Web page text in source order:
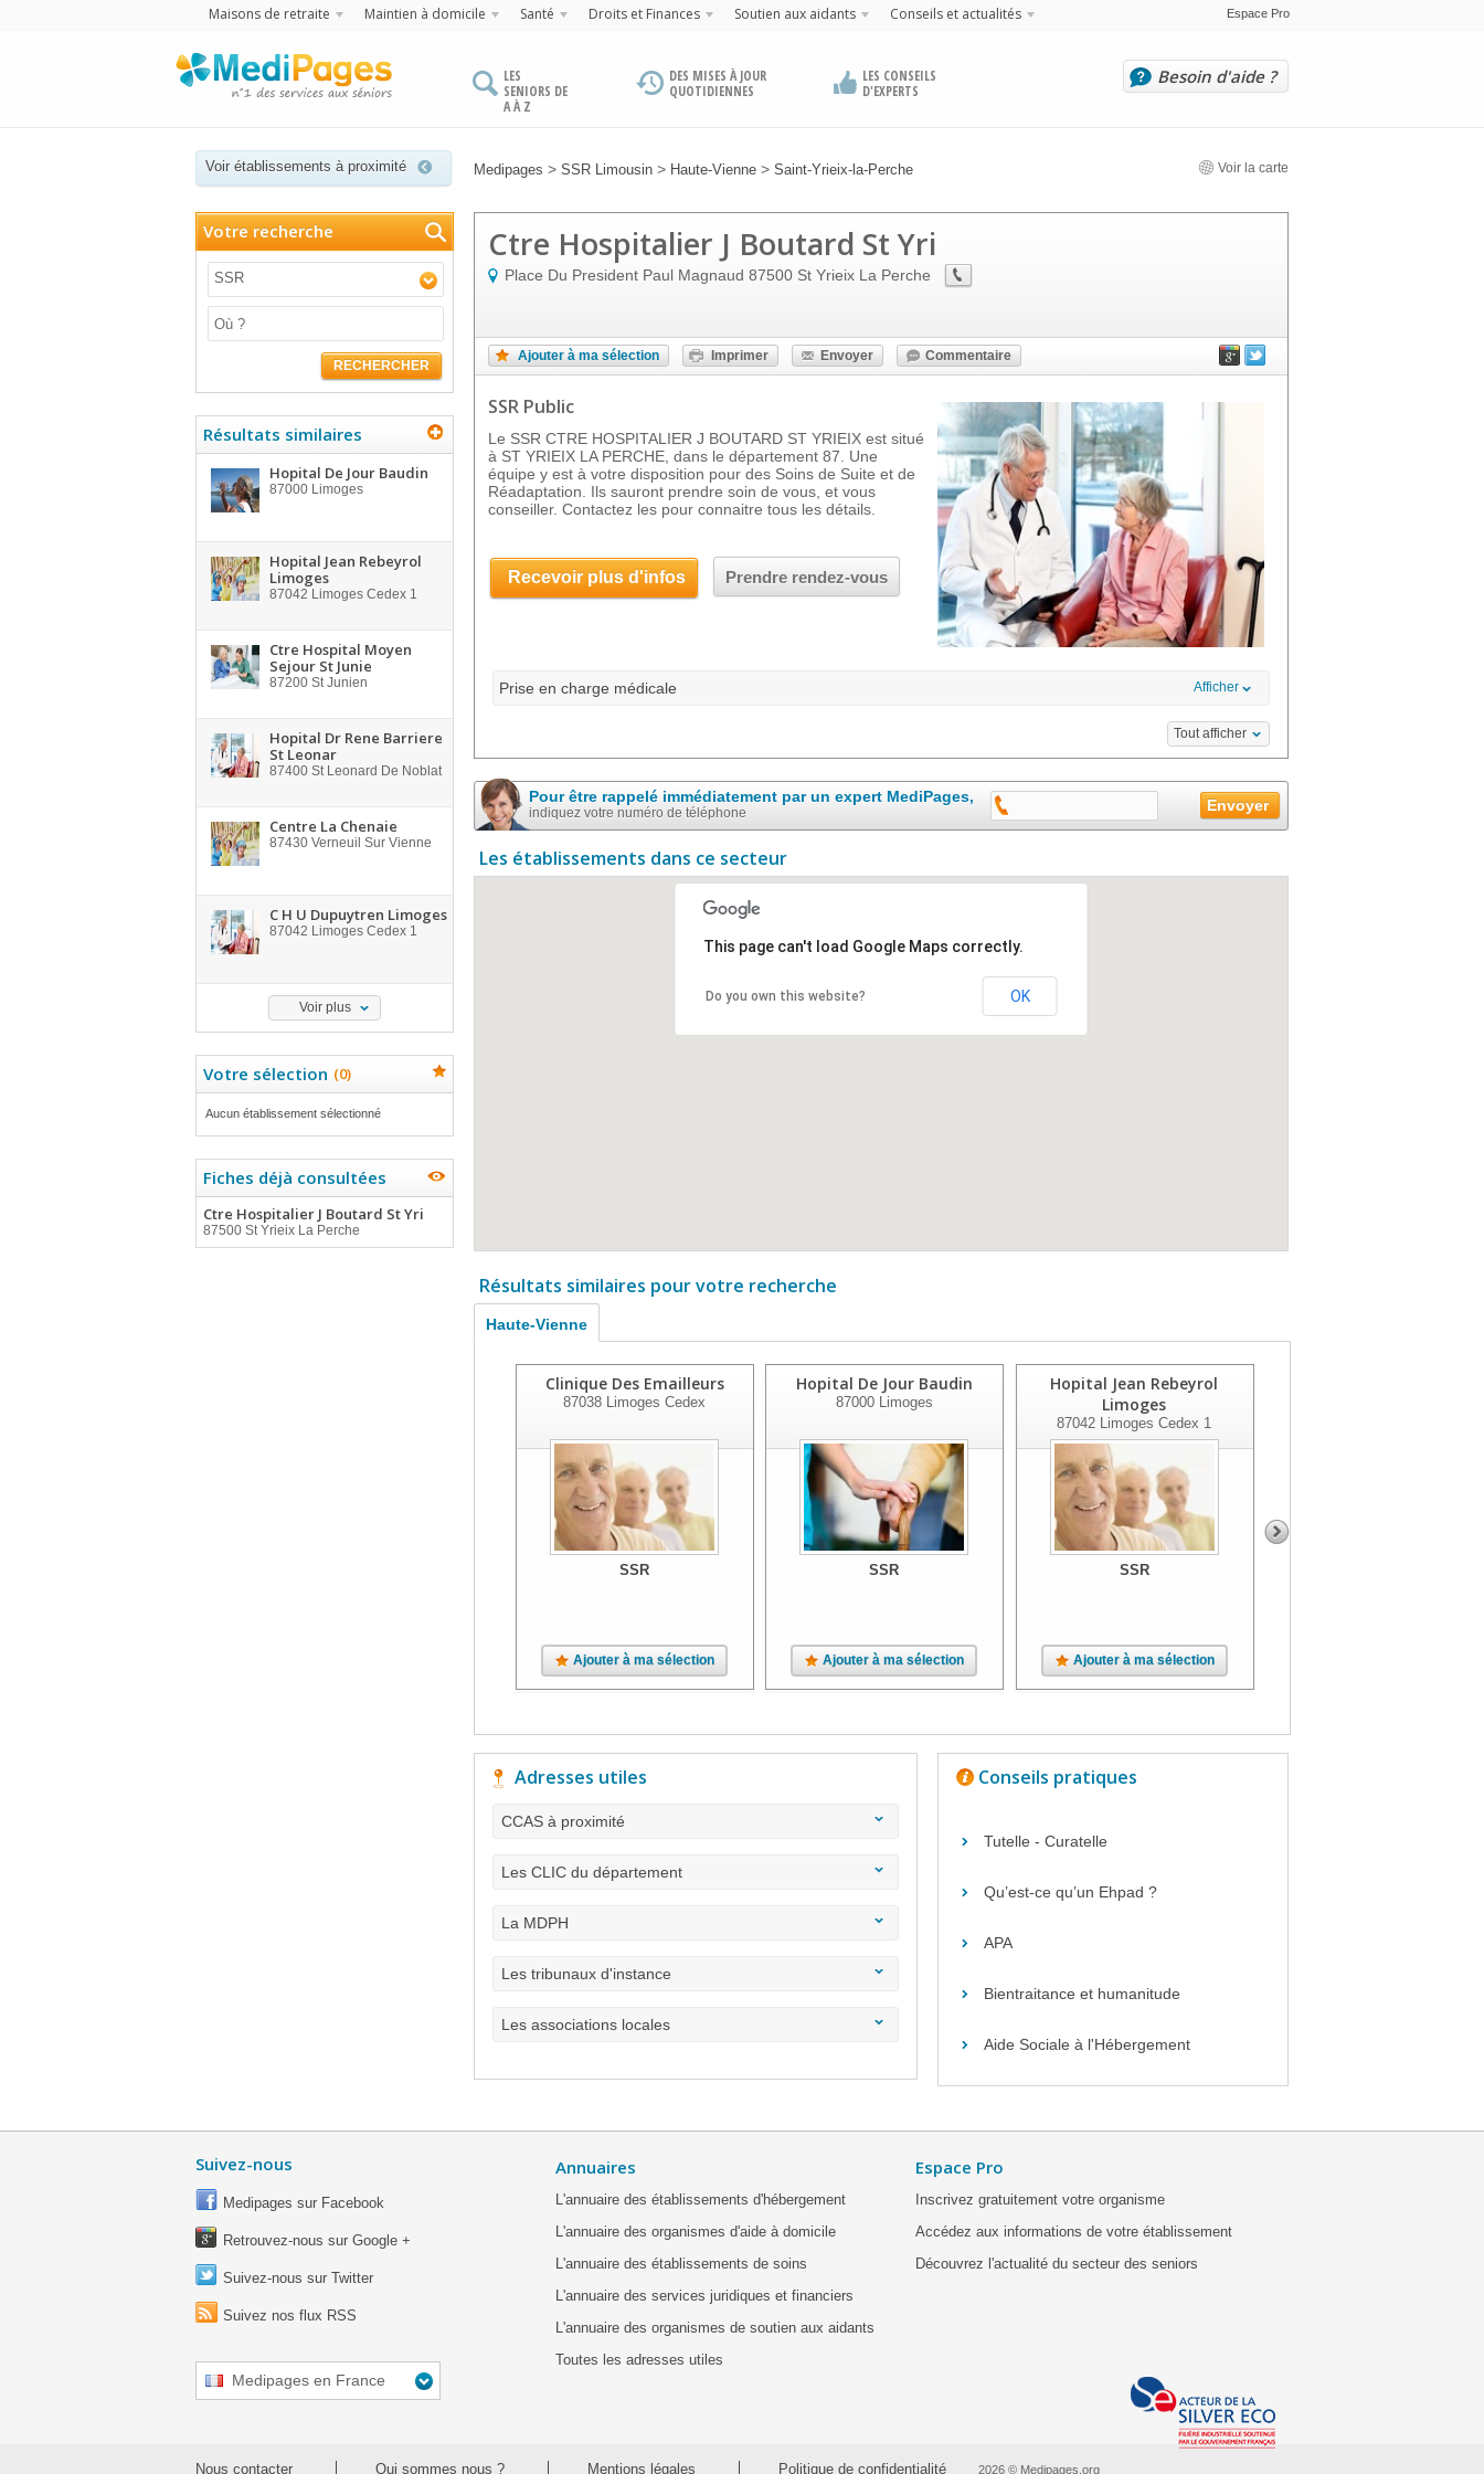
Maisons de retraite Maintien à domicile Santé Droits et Finances Soutien aux aidants Conseils et actualités Espace Pro
LES
SENIORS DE
A À Z
DES MISES À JOUR
QUOTIDIENNES
LES CONSEILS
D'EXPERTS
Besoin d'aide ?
Voir établissements à proximité Medipages > SSR Limousin > Haute-Vienne > Saint-Yrieix-la-Perche Voir la carte
Votre recherche
SSR
RECHERCHER
Résultats similaires
Hopital De Jour Baudin
87000 Limoges
Hopital Jean Rebeyrol
Limoges
87042 Limoges Cedex 1
Ctre Hospital Moyen
Sejour St Junie
87200 St Junien
Hopital Dr Rene Barriere
St Leonar
87400 St Leonard De Noblat
Centre La Chenaie
87430 Verneuil Sur Vienne
C H U Dupuytren Limoges
87042 Limoges Cedex 1
Voir plus
Votre sélection (0)
Aucun établissement sélectionné
Fiches déjà consultées
Ctre Hospitalier J Boutard St Yri
87500 St Yrieix La Perche
Ctre Hospitalier J Boutard St Yri
Place Du President Paul Magnaud 87500 St Yrieix La Perche
Ajouter à ma sélection Imprimer Envoyer Commentaire
SSR Public
Le SSR CTRE HOSPITALIER J BOUTARD ST YRIEIX est situé
à ST YRIEIX LA PERCHE, dans le département 87. Une
équipe y est à votre disposition pour des Soins de Suite et de
Réadaptation. Ils sauront prendre soin de vous, et vous
conseiller. Contactez les pour connaitre tous les détails.
Recevoir plus d'infos Prendre rendez-vous
Prise en charge médicale Afficher
Tout afficher
Pour être rappelé immédiatement par un expert MediPages,
indiquez votre numéro de téléphone
Les établissements dans ce secteur
This page can't load Google Maps correctly.
Do you own this website? OK
Résultats similaires pour votre recherche
Haute-Vienne
Clinique Des Emailleurs
87038 Limoges Cedex
SSR
Ajouter à ma sélection
Hopital De Jour Baudin
87000Limoges
SSR
Ajouter à ma sélection
Hopital Jean Rebeyrol
Limoges
87042 Limoges Cedex 1
SSR
Ajouter à ma sélection
Adresses utiles
CCAS à proximité
Les CLIC du département
La MDPH
Les tribunaux d'instance
Les associations locales
Conseils pratiques
Tutelle - Curatelle
Qu’est-ce qu’un Ehpad ?
APA
Bientraitance et humanitude
Aide Sociale à l'Hébergement
Suivez-nous
Medipages sur Facebook
Retrouvez-nous sur Google +
Suivez-nous sur Twitter
Suivez nos flux RSS
Medipages en France
Annuaires
L'annuaire des établissements d'hébergement
L'annuaire des organismes d'aide à domicile
L'annuaire des établissements de soins
L'annuaire des services juridiques et financiers
L'annuaire des organismes de soutien aux aidants
Toutes les adresses utiles
Espace Pro
Inscrivez gratuitement votre organisme
Accédez aux informations de votre établissement
Découvrez l'actualité du secteur des seniors
Nous contacter Qui sommes nous ? Mentions légales Politique de confidentialité 2026 © Medipages.org